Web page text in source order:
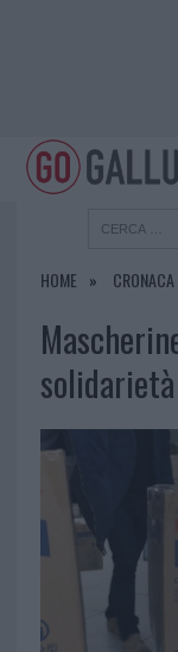
HOME CRONACA